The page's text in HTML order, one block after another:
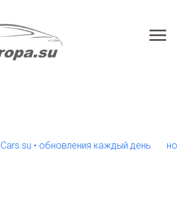
• обновления каждый день новый